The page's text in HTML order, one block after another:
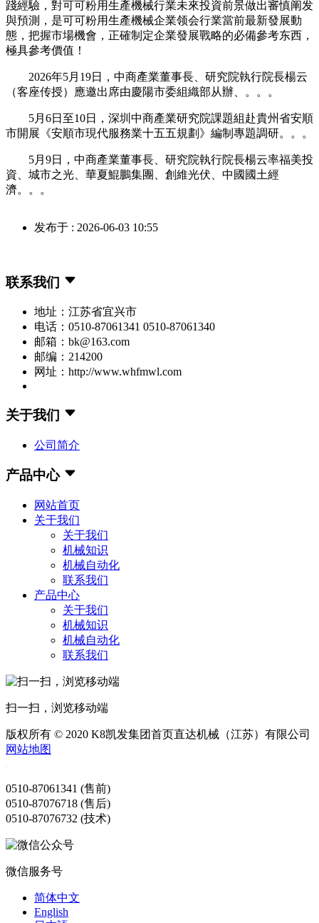
踐經驗，對可可粉用生產機械行業未來投資前景做出審慎阐发
與預測，是可可粉用生產機械企業领会行業當前最新發展動
態，把握市場機會，正確制定企業發展戰略的必備參考东西，
極具參考價值！
2026年5月19日，中商產業董事長、研究院執行院長楊云
（客座传授）應邀出席由慶陽市委組織部从辦、。。。
5月6日至10日，深圳中商產業研究院課題組赴貴州省安順
市開展《安順市現代服務業十五五規劃》編制專題調研。。。
5月9日，中商產業董事長、研究院執行院長楊云率福美投
資、城市之光、華夏鯤鵬集團、創維光伏、中國國土經
濟。。。
发布于 : 2026-06-03 10:55
联系我们
地址：江苏省宜兴市
电话：0510-87061341 0510-87061340
邮箱：bk@163.com
邮编：214200
网址：http://www.whfmwl.com
关于我们
公司简介
产品中心
网站首页
关于我们
关于我们
机械知识
机械自动化
联系我们
产品中心
关于我们
机械知识
机械自动化
联系我们
扫一扫，浏览移动端
版权所有 © 2020 K8凯发集团首页直达机械（江苏）有限公司
网站地图
0510-87061341 (售前)
0510-87076718 (售后)
0510-87076732 (技术)
微信服务号
简体中文
English